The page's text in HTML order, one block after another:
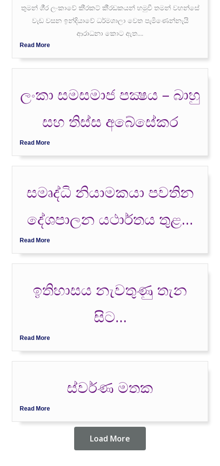
තුමන් ශී‍්‍ර ලංකාවේ කි‍්‍රකට් කී‍්‍රඩකයන් හමුවී තමන් වහන්සේ
වැඩ වසන ඉන්දියාවේ ධර්මශාලා වෙත පැමිණෙන්නැයි
ආරාධනා කොට ඇත....
Read More
ලංකා සමසමාජ පක්‍ෂය – බාහු
සහ තිස්ස අබේසේකර
Read More
සමෘද්ධි නියාමකයා පවතින
දේශපාලන යථාර්තය තුළ…
Read More
ඉතිහාසය නැවතුණු තැන
සිට…
Read More
ස්වර්ණ මතක
Read More
Load More